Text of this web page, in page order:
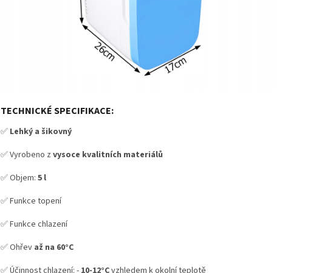
TECHNICKÉ SPECIFIKACE:
✅ Lehký a šikovný
✅ Vyrobeno z vysoce kvalitních materiálů
✅ Objem: 5 l
✅ Funkce topení
✅ Funkce chlazení
✅ Ohřev až na 60°C